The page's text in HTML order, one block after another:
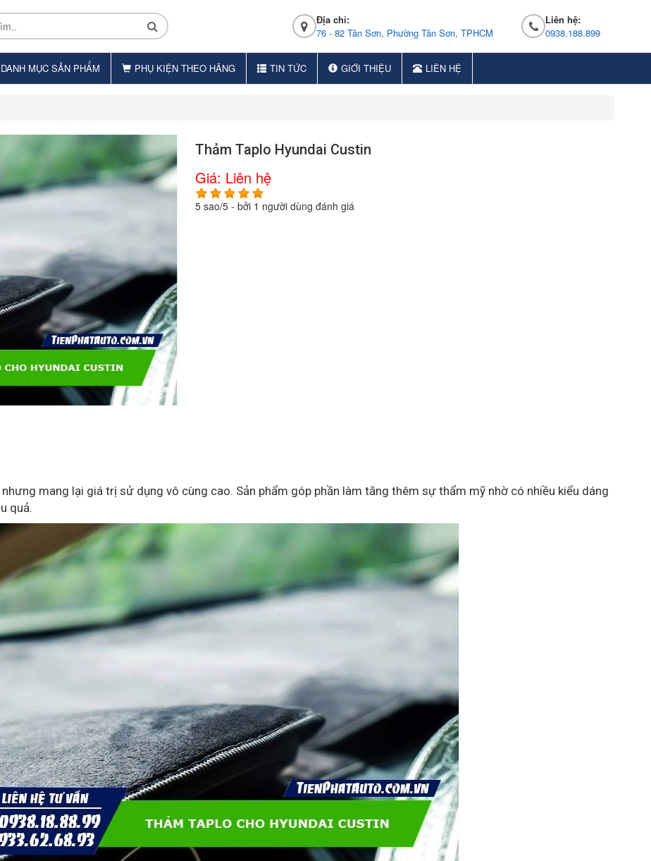
Địa chỉ:
76 - 82 Tân Sơn, Phường Tân Sơn, TPHCM
Liên hệ:
0938.188.899
DANH MỤC SẢN PHẨM PHỤ KIỆN THEO HÃNG TIN TỨC GIỚI THIỆU LIÊN HỆ
Thảm Taplo Hyundai Custin
Giá: Liên hệ
5sao/5- bởi 1 người dùng đánh giá
mang lại giá trị sử dụng vô cùng cao. Sản phẩm góp phần làm tăng thêm sự thẩm mỹ nhờ có nhiều kiểu dáng
quả.